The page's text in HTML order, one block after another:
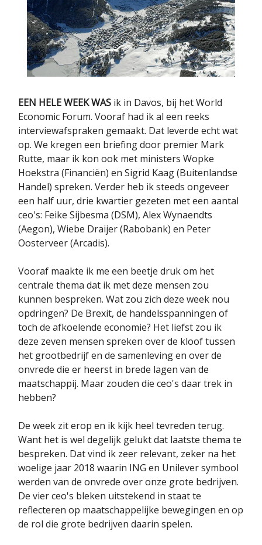
EEN HELE WEEK WAS ik in Davos, bij het World
Economic Forum. Vooraf had ik al een reeks
interviewafspraken gemaakt. Dat leverde echt wat
op. We kregen een briefing door premier Mark
Rutte, maar ik kon ook met ministers Wopke
Hoekstra (Financiën) en Sigrid Kaag (Buitenlandse
Handel) spreken. Verder heb ik steeds ongeveer
een half uur, drie kwartier gezeten met een aantal
ceo's: Feike Sijbesma (DSM), Alex Wynaendts
(Aegon), Wiebe Draijer (Rabobank) en Peter
Oosterveer (Arcadis).
Vooraf maakte ik me een beetje druk om het
centrale thema dat ik met deze mensen zou
kunnen bespreken. Wat zou zich deze week nou
opdringen? De Brexit, de handelsspanningen of
toch de afkoelende economie? Het liefst zou ik
deze zeven mensen spreken over de kloof tussen
het grootbedrijf en de samenleving en over de
onvrede die er heerst in brede lagen van de
maatschappij. Maar zouden die ceo's daar trek in
hebben?
De week zit erop en ik kijk heel tevreden terug.
Want het is wel degelijk gelukt dat laatste thema te
bespreken. Dat vind ik zeer relevant, zeker na het
woelige jaar 2018 waarin ING en Unilever symbool
werden van de onvrede over onze grote bedrijven.
De vier ceo's bleken uitstekend in staat te
reflecteren op maatschappelijke bewegingen en op
de rol die grote bedrijven daarin spelen.